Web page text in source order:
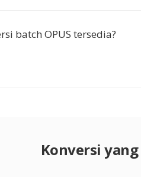
batch OPUS tersedia?
Konversi